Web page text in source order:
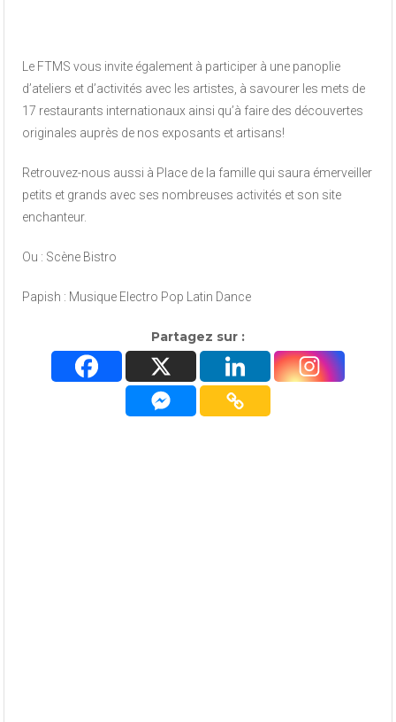
Le FTMS vous invite également à participer à une panoplie
d’ateliers et d’activités avec les artistes, à savourer les mets de
17 restaurants internationaux ainsi qu’à faire des découvertes
originales auprès de nos exposants et artisans!
Retrouvez-nous aussi à Place de la famille qui saura émerveiller
petits et grands avec ses nombreuses activités et son site
enchanteur.
Ou : Scène Bistro
Papish : Musique Electro Pop Latin Dance
Partagez sur :